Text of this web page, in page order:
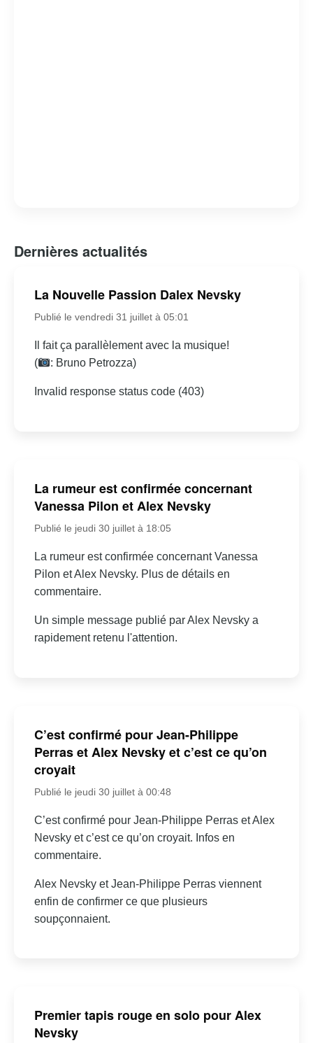
Dernières actualités
La Nouvelle Passion Dalex Nevsky
Publié le vendredi 31 juillet à 05:01
Il fait ça parallèlement avec la musique!
(
: Bruno Petrozza)
Invalid response status code (403)
La rumeur est confirmée concernant
Vanessa Pilon et Alex Nevsky
Publié le jeudi 30 juillet à 18:05
La rumeur est confirmée concernant Vanessa
Pilon et Alex Nevsky. Plus de détails en
commentaire.
Un simple message publié par Alex Nevsky a
rapidement retenu l'attention.
C’est confirmé pour Jean-Philippe
Perras et Alex Nevsky et c’est ce qu’on
croyait
Publié le jeudi 30 juillet à 00:48
C’est confirmé pour Jean-Philippe Perras et Alex
Nevsky et c’est ce qu’on croyait. Infos en
commentaire.
Alex Nevsky et Jean-Philippe Perras viennent
enfin de confirmer ce que plusieurs
soupçonnaient.
Premier tapis rouge en solo pour Alex
Nevsky